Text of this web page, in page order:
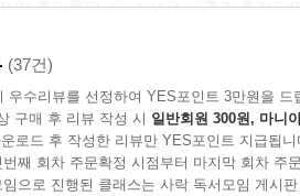
이 흥미롭다. 이 소설은 『혼조 후카
(37건)
우수리뷰를 선정하여 YES포인트 3만원을 드
구매 후 리뷰 작성 시 일반회원 300원, 마니
로드 후 작성한 리뷰만 YES포인트 지급됩니
번째 회차 주문확정 시점부터 마지막 회차 주
으로 진행된 클래스는 사락 독서모임 게시